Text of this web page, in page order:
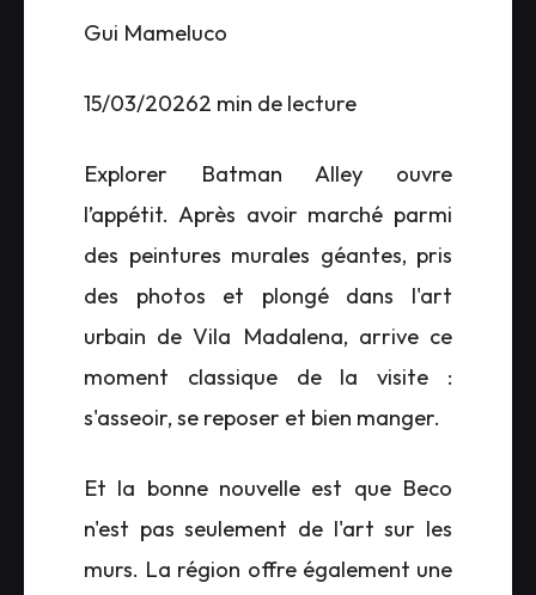
Gui Mameluco
15/03/20262 min de lecture
Explorer Batman Alley ouvre
l’appétit. Après avoir marché parmi
des peintures murales géantes, pris
des photos et plongé dans l'art
urbain de Vila Madalena, arrive ce
moment classique de la visite :
s'asseoir, se reposer et bien manger.
Et la bonne nouvelle est que Beco
n'est pas seulement de l'art sur les
murs. La région offre également une